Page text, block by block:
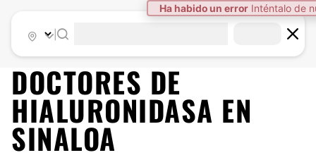
Ha habido un error Inténtalo de
DOCTORES DE
HIALURONIDASA EN
SINALOA